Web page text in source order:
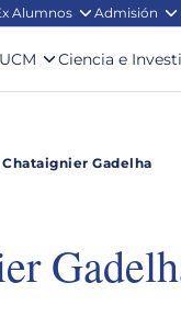
Alumnos Admisión
Ciencia e
Chataignier Gadelha